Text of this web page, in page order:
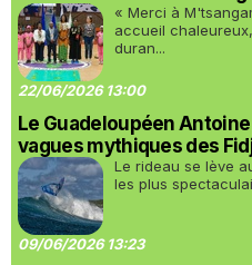
« Merci à
accueil
duran...
22/06/2026 13:00
Le Guadeloupéen
vagues mythiques des
Le rideau se lève
les plus
09/06/2026 13:23